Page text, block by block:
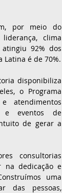
por meio do
clima
92% dos
disponibiliza
o Programa
atendimentos
e eventos de
de gerar a
consultorias
na dedicação e
uma
das pessoas,